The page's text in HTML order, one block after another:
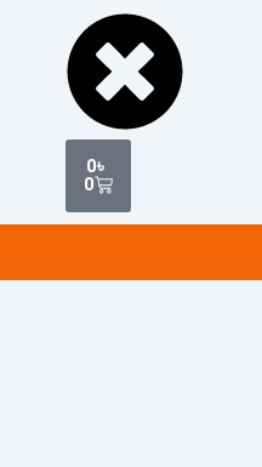
0৳
0
Cart